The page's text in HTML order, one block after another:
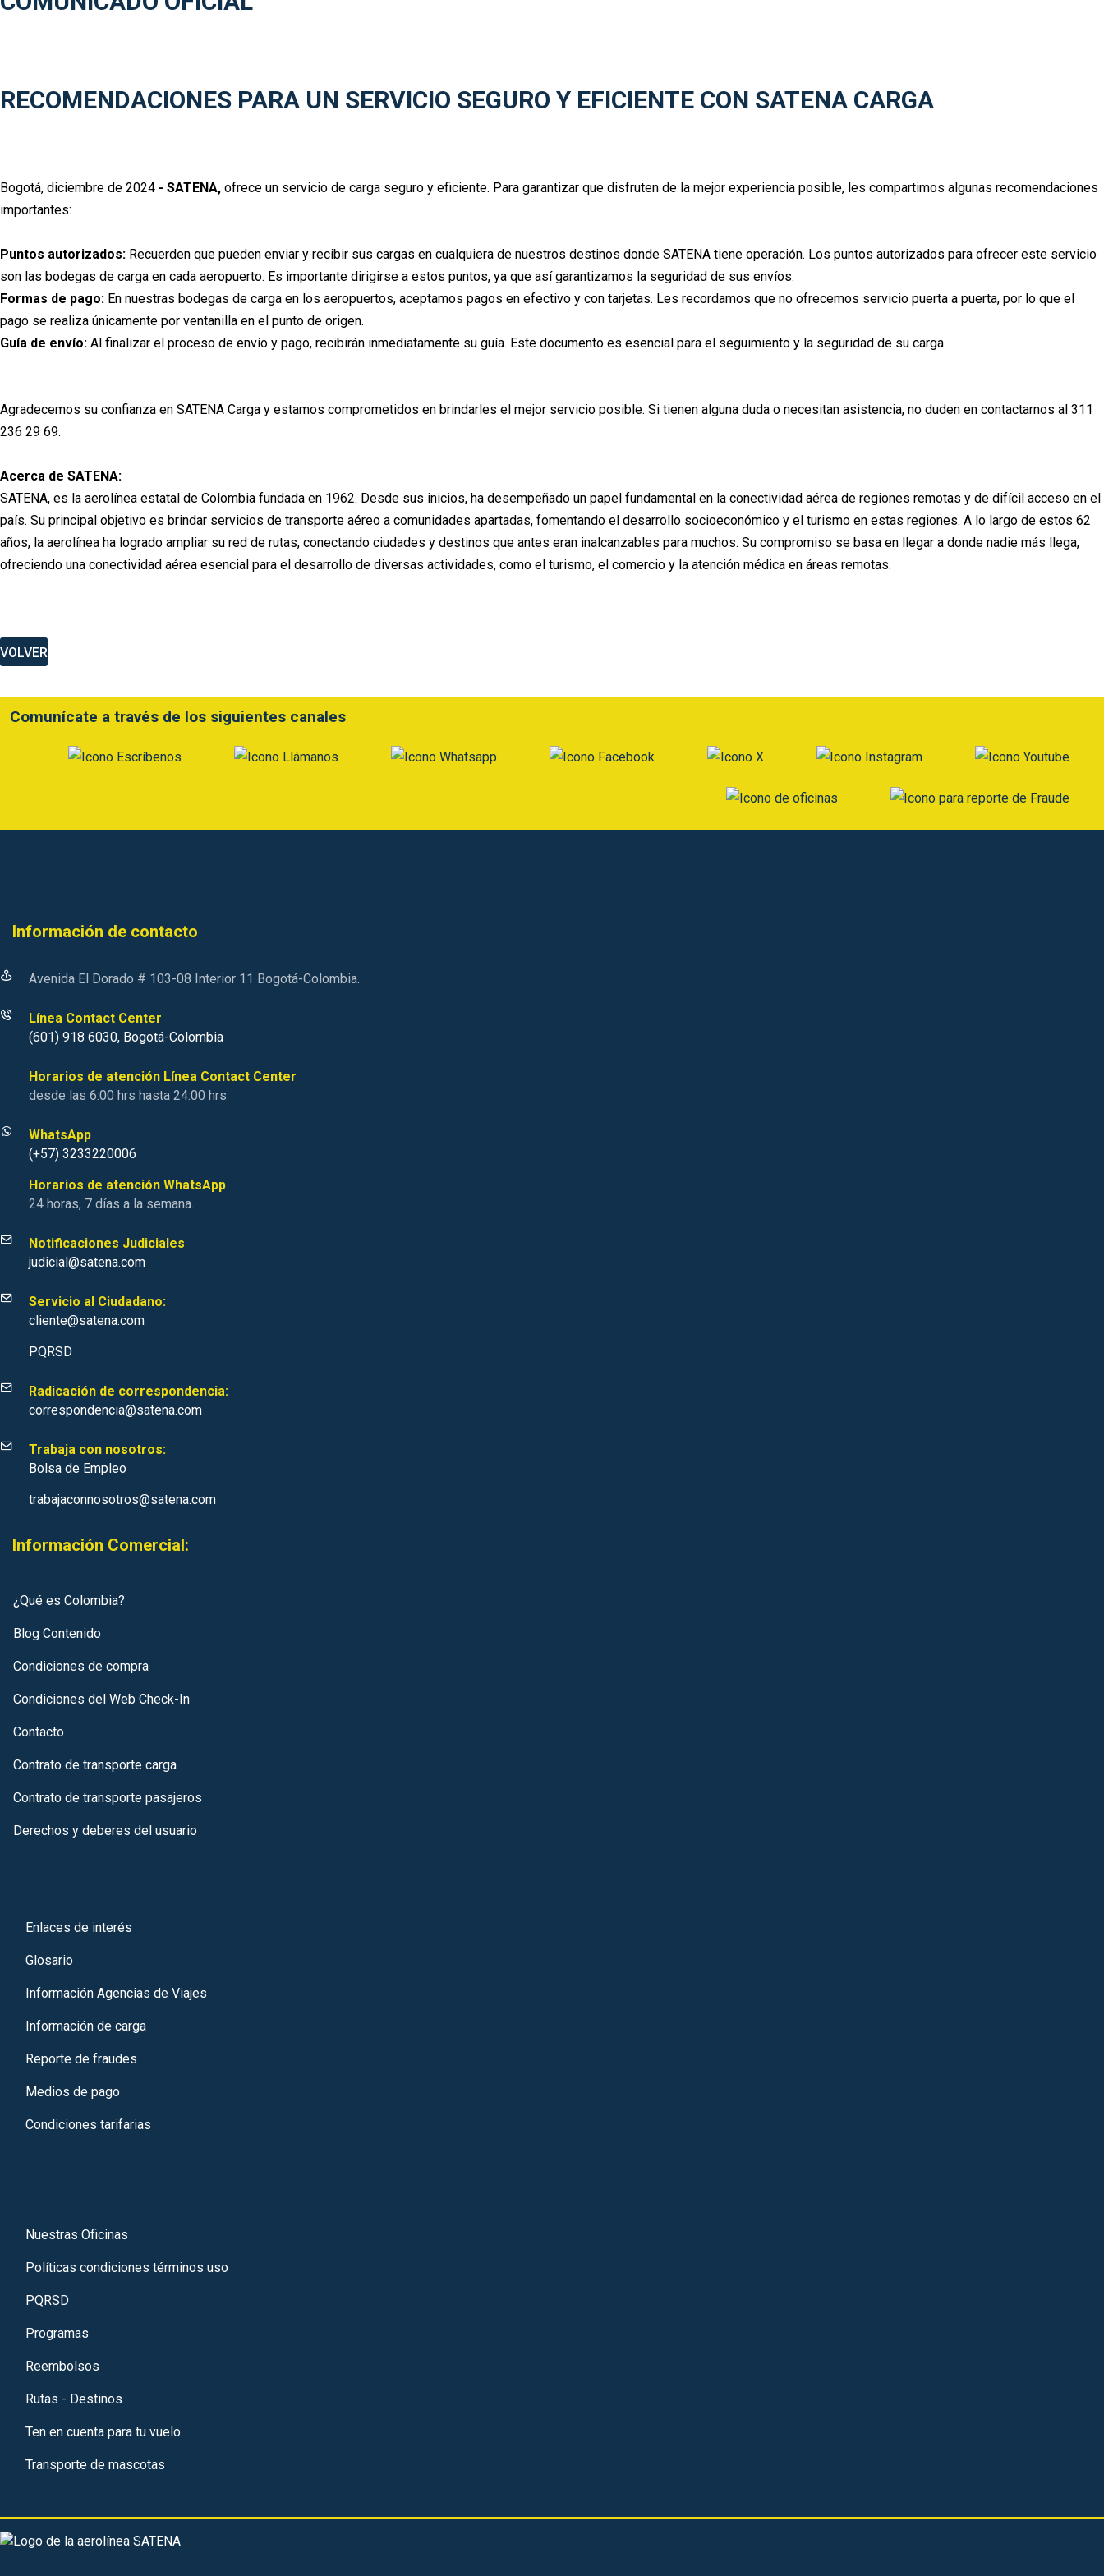
RECOMENDACIONES PARA UN SERVICIO SEGURO Y EFICIENTE CON SATENA CARGA
Bogotá, diciembre de 2024 - SATENA, ofrece un servicio de carga seguro y eficiente. Para garantizar que disfruten de la mejor experiencia posible, les compartimos algunas recomendaciones
importantes:
Puntos autorizados: Recuerden que pueden enviar y recibir sus cargas en cualquiera de nuestros destinos donde SATENA tiene operación. Los puntos autorizados para ofrecer este servicio
son las bodegas de carga en cada aeropuerto. Es importante dirigirse a estos puntos, ya que así garantizamos la seguridad de sus envíos.
Formas de pago: En nuestras bodegas de carga en los aeropuertos, aceptamos pagos en efectivo y con tarjetas. Les recordamos que no ofrecemos servicio puerta a puerta, por lo que el
pago se realiza únicamente por ventanilla en el punto de origen.
Guía de envío: Al finalizar el proceso de envío y pago, recibirán inmediatamente su guía. Este documento es esencial para el seguimiento y la seguridad de su carga.
Agradecemos su confianza en SATENA Carga y estamos comprometidos en brindarles el mejor servicio posible. Si tienen alguna duda o necesitan asistencia, no duden en contactarnos al 311
236 29 69.
Acerca de SATENA:
SATENA, es la aerolínea estatal de Colombia fundada en 1962. Desde sus inicios, ha desempeñado un papel fundamental en la conectividad aérea de regiones remotas y de difícil acceso en el
país. Su principal objetivo es brindar servicios de transporte aéreo a comunidades apartadas, fomentando el desarrollo socioeconómico y el turismo en estas regiones. A lo largo de estos 62
años, la aerolínea ha logrado ampliar su red de rutas, conectando ciudades y destinos que antes eran inalcanzables para muchos. Su compromiso se basa en llegar a donde nadie más llega,
ofreciendo una conectividad aérea esencial para el desarrollo de diversas actividades, como el turismo, el comercio y la atención médica en áreas remotas.
VOLVER
Comunícate a través de los siguientes canales
Información de contacto
Avenida El Dorado # 103-08 Interior 11 Bogotá-Colombia.
Línea Contact Center
(601) 918 6030, Bogotá-Colombia
Horarios de atención Línea Contact Center
desde las 6:00 hrs hasta 24:00 hrs
WhatsApp
(+57) 3233220006
Horarios de atención WhatsApp
24 horas, 7 días a la semana.
Notificaciones Judiciales
judicial@satena.com
Servicio al Ciudadano:
cliente@satena.com
PQRSD
Radicación de correspondencia:
correspondencia@satena.com
Trabaja con nosotros:
Bolsa de Empleo
trabajaconnosotros@satena.com
Información Comercial:
¿Qué es Colombia?
Blog Contenido
Condiciones de compra
Condiciones del Web Check-In
Contacto
Contrato de transporte carga
Contrato de transporte pasajeros
Derechos y deberes del usuario
Enlaces de interés
Glosario
Información Agencias de Viajes
Información de carga
Reporte de fraudes
Medios de pago
Condiciones tarifarias
Nuestras Oficinas
Políticas condiciones términos uso
PQRSD
Programas
Reembolsos
Rutas - Destinos
Ten en cuenta para tu vuelo
Transporte de mascotas